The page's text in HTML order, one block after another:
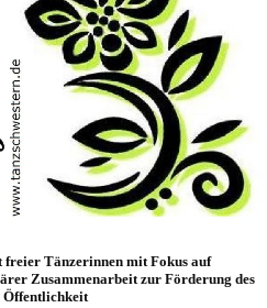
freier Tänzerinnen mit Fokus auf
Zusammenarbeit zur Förderung des
Öffentlichkeit